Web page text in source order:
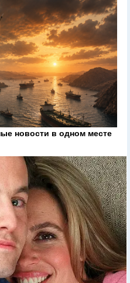
новости в одном месте